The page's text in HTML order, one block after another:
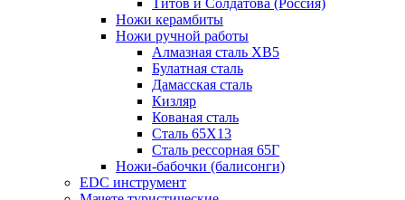
Ножи керамбиты
Ножи ручной работы
Алмазная сталь ХВ5
Булатная сталь
Дамасская сталь
Кизляр
Кованая сталь
Сталь 65Х13
Сталь рессорная 65Г
Ножи-бабочки (балисонги)
EDC инструмент